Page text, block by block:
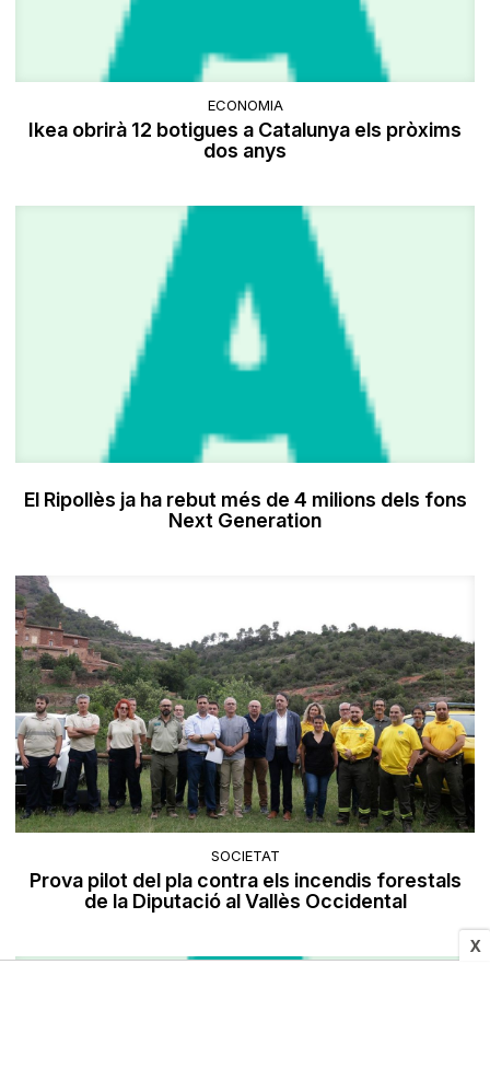
X
ECONOMIA
Ikea obrirà 12 botigues a Catalunya els pròxims
dos anys
El Ripollès ja ha rebut més de 4 milions dels fons
Next Generation
SOCIETAT
Prova pilot del pla contra els incendis forestals
de la Diputació al Vallès Occidental